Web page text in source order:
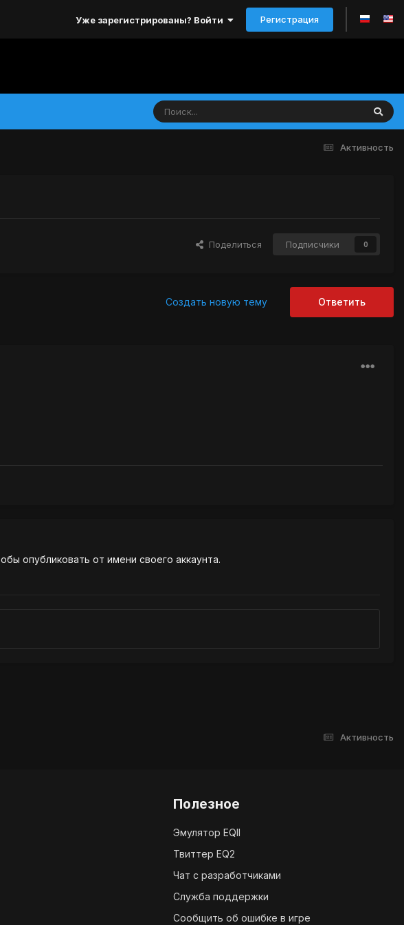
Уже зарегистрированы? Войти Регистрация
Активность
Поделиться Подписчики 0
Ответить
Создать новую тему
опубликовать от имени своего аккаунта.
Активность
Полезное
Эмулятор EQII
Твиттер EQ2
Чат с разработчиками
Служба поддержки
Сообщить об ошибке в игре